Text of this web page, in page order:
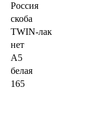
Россия
скоба
TWIN-лак
нет
А5
белая
165